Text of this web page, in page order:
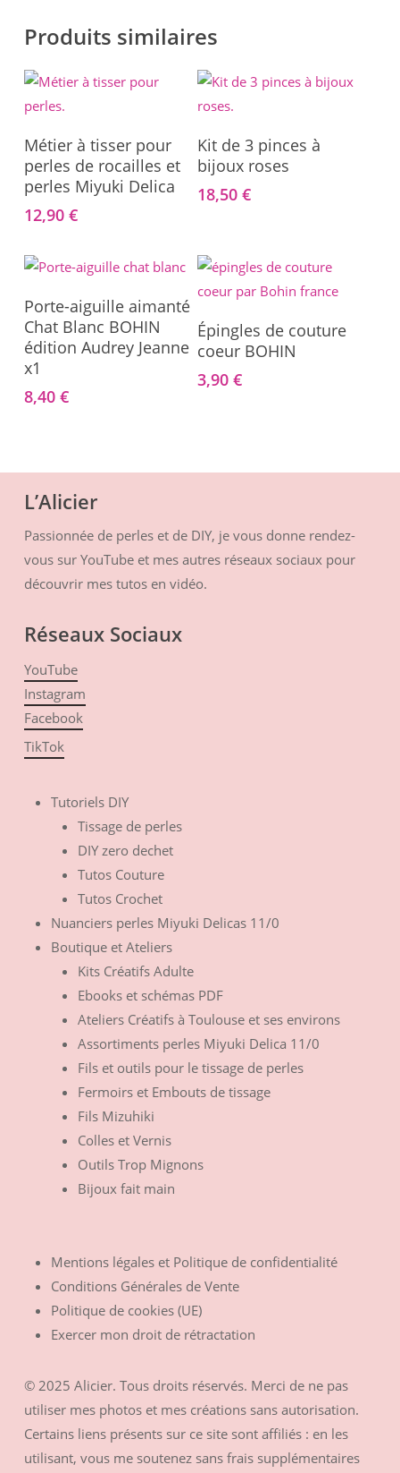
Produits similaires
Ajouter Au Panier
Métier à tisser pour
perles de rocailles et
perles Miyuki Delica
12,90 €
Ajouter Au Panier
Kit de 3 pinces à
bijoux roses
18,50€
Ajouter Au Panier
Porte-aiguille aimanté
Chat Blanc BOHIN
édition Audrey Jeanne
x1
8,40 €
Ajouter Au Panier
Épingles de couture
coeur BOHIN
3,90€
L’Alicier
Passionnée de perles et de DIY, je vous donne rendez-
vous sur YouTube et mes autres réseaux sociaux pour
découvrir mes tutos en vidéo.
Réseaux Sociaux
YouTube
Instagram
Facebook
TikTok
Tutoriels DIY
Tissage de perles
DIY zero dechet
Tutos Couture
Tutos Crochet
Nuanciers perles Miyuki Delicas 11/0
Boutique et Ateliers
Kits Créatifs Adulte
Ebooks et schémas PDF
Ateliers Créatifs à Toulouse et ses environs
Assortiments perles Miyuki Delica 11/0
Fils et outils pour le tissage de perles
Fermoirs et Embouts de tissage
Fils Mizuhiki
Colles et Vernis
Outils Trop Mignons
Bijoux fait main
Mentions légales et Politique de confidentialité
Conditions Générales de Vente
Politique de cookies (UE)
Exercer mon droit de rétractation
© 2025 Alicier. Tous droits réservés. Merci de ne pas
utiliser mes photos et mes créations sans autorisation.
Certains liens présents sur ce site sont affiliés : en les
utilisant, vous me soutenez sans frais supplémentaires